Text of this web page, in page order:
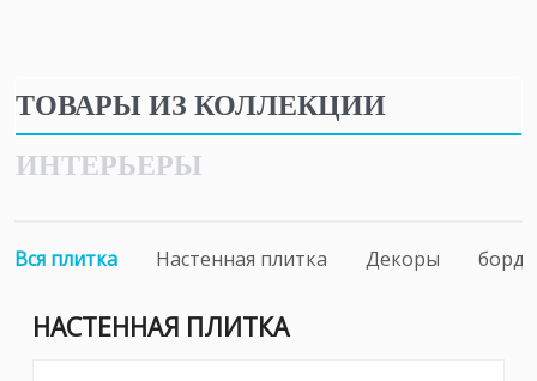
ТОВАРЫ ИЗ КОЛЛЕКЦИИ
ИНТЕРЬЕРЫ
Вся плитка Настенная плитка Декоры
НАСТЕННАЯ ПЛИТКА